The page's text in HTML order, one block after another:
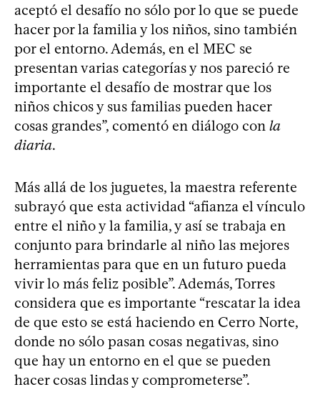
aceptó el desafío no sólo por lo que se puede
hacer por la familia y los niños, sino también
por el entorno. Además, en el MEC se
presentan varias categorías y nos pareció re
importante el desafío de mostrar que los
niños chicos y sus familias pueden hacer
cosas grandes”, comentó en diálogo con la
diaria.
Más allá de los juguetes, la maestra referente
subrayó que esta actividad “afianza el vínculo
entre el niño y la familia, y así se trabaja en
conjunto para brindarle al niño las mejores
herramientas para que en un futuro pueda
vivir lo más feliz posible”. Además, Torres
considera que es importante “rescatar la idea
de que esto se está haciendo en Cerro Norte,
donde no sólo pasan cosas negativas, sino
que hay un entorno en el que se pueden
hacer cosas lindas y comprometerse”.